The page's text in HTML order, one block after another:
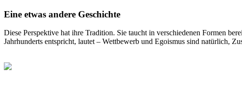
Eine etwas andere Geschichte
Diese Perspektive hat ihre Tradition. Sie taucht in verschiedenen Formen
Jahrhunderts entspricht, lautet – Wettbewerb und Egoismus sind natürlich,